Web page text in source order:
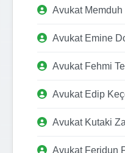
Avukat Memduh
Avukat Emine
Avukat Fehmi
Avukat Edip
Avukat Kutaki
Avukat Feridun